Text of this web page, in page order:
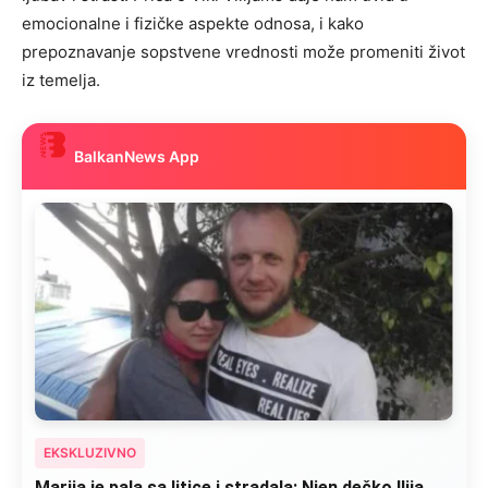
emocionalne i fizičke aspekte odnosa, i kako
prepoznavanje sopstvene vrednosti može promeniti život
iz temelja.
BalkanNews App
EKSKLUZIVNO